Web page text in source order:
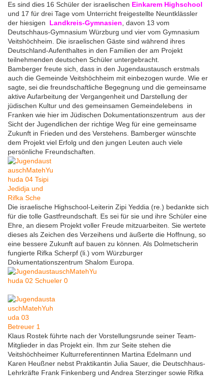
Es sind dies 16 Schüler der israelischen Einkarem Highschool
und 17 für drei Tage vom Unterricht freigestellte Neuntklässler
der hiesigen
Landkreis-Gymnasien , davon 13 vom
Deutschhaus-Gymnasium Würzburg und vier vom Gymnasium
Veitshöchheim.
Die israelischen Gäste sind während ihres
Deutschland-Aufenthaltes in den Familien der am Projekt
teilnehmenden deutschen Schüler untergebracht.
Bamberger freute sich, dass in den Jugendaustausch erstmals
auch die Gemeinde Veitshöchheim mit einbezogen wurde. Wie er
sagte, sei die freundschaftliche Begegnung und die gemeinsame
aktive Aufarbeitung der Vergangenheit und Darstellung der
jüdischen Kultur und des gemeinsamen Gemeindelebens in
Franken wie hier im Jüdischen Dokumentationszentrum aus der
Sicht der Jugendlichen der richtige Weg für eine gemeinsame
Zukunft in Frieden und des Verstehens. Bamberger wünschte
dem Projekt viel Erfolg und den jungen Leuten auch viele
persönliche Freundschaften.
Die israelische Highschool-Leiterin Zipi Yeddia (re.) bedankte sich
für die tolle Gastfreundschaft. Es sei für sie und ihre Schüler eine
Ehre, an diesem Projekt voller Freude mitzuarbeiten. Sie wertete
dieses als Zeichen des Verzeihens und äußerte die Hoffnung, so
eine bessere Zukunft auf bauen zu können. Als Dolmetscherin
fungierte Rifka Scherpf (li.) vom Würzburger
Dokumentationszentrum Shalom Europa.
Klaus Rostek führte nach der Vorstellungsrunde seiner Team-
Mitglieder in das Projekt ein. Ihm zur Seite stehen die
Veitshöchheimer Kulturreferentinnen Martina Edelmann und
Karen Heußner nebst Praktikantin Julia Sauer, die Deutschhaus-
Lehrkräfte Frank Finkenberg und Andrea Sterzinger sowie Rifka